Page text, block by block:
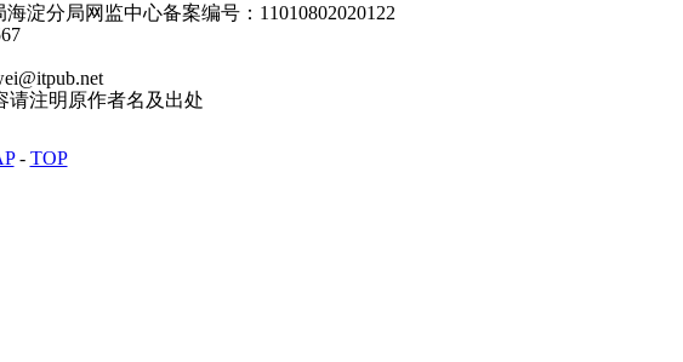
淀分局网监中心备案编号：11010802020122
请注明原作者名及出处
- TOP